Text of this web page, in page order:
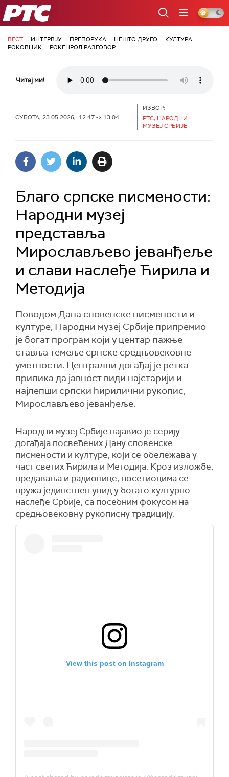
РТС
ВЕСТ ИНТЕРВЈУ ПРЕПОРУКА НЕШТО ДРУГО
КУЛТУРА
РОКОВНИК
РОКЕНРОЛ РАЗГОВОР
Читај ми!
СУБОТА, 23.05.2026, 12:47 -> 13:04
ИЗВОР:
РТС, НАРОДНИ
МУЗЕЈ СРБИЈЕ
Благо српске писмености:
Народни музеј
представља
Мирослављево јеванђеље
и слави наслеђе Ћирила и
Методија
Поводом Дана словенске писмености и
културе, Народни музеј Србије припремио
је богат програм који у центар пажње
ставља темеље српске средњовековне
уметности. Централни догађај је ретка
прилика да јавност види најстарији и
најлепши српски ћирилични рукопис,
Мирослављево јеванђеље.
Народни музеј Србије најавио је серију
догађаја посвећених Дану словенске
писмености и културе, који се обележава у
част светих Ћирила и Методија. Кроз изложбе,
предавања и радионице, посетиоцима се
пружа јединствен увид у богато културно
наслеђе Србије, са посебним фокусом на
средњовековну рукописну традицију.
View this post on Instagram